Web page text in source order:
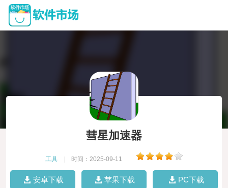
彗星加速器
工具 时间：2025-09-11
安卓下载 苹果下载 PC下载